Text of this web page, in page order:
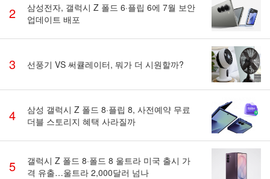
2
삼성전자, 갤럭시 Z 폴드 6·플립 6에 7월 보안
업데이트 배포
3 선풍기 VS 써큘레이터, 뭐가 더 시원할까?
4
삼성 갤럭시 Z 폴드 8·플립 8, 사전예약 무료
더블 스토리지 혜택 사라질까
5
갤럭시 Z 폴드 8·폴드 8 울트라 미국 출시 가
격 유출…울트라 2,000달러 넘나